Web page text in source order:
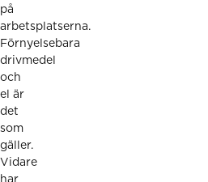
på
arbetsplatserna.
Förnyelsebara
drivmedel
och
el är
det
som
gäller.
Vidare
har